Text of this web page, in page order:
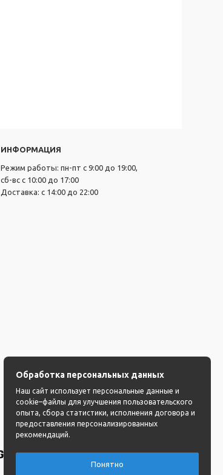
ИНФОРМАЦИЯ
Режим работы: пн-пт с 9:00 до 19:00,
сб-вс с 10:00 до 17:00
Доставка: с 14:00 до 22:00
Обработка персональных данных
Наш сайт использует персональные данные и
cookie–файлы для улучшения пользовательского
опыта, сбора статистики, исполнения договора и
предоставления персонализированных
рекомендаций.
Понятно